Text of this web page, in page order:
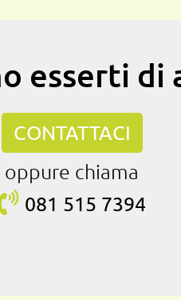
esserti di
CONTATTACI
oppure chiama
081 515 7394